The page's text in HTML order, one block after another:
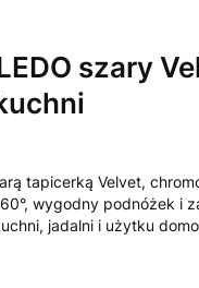
szary
tapicerką Velvet,
wygodny podnóżek i
jadalni i użytku